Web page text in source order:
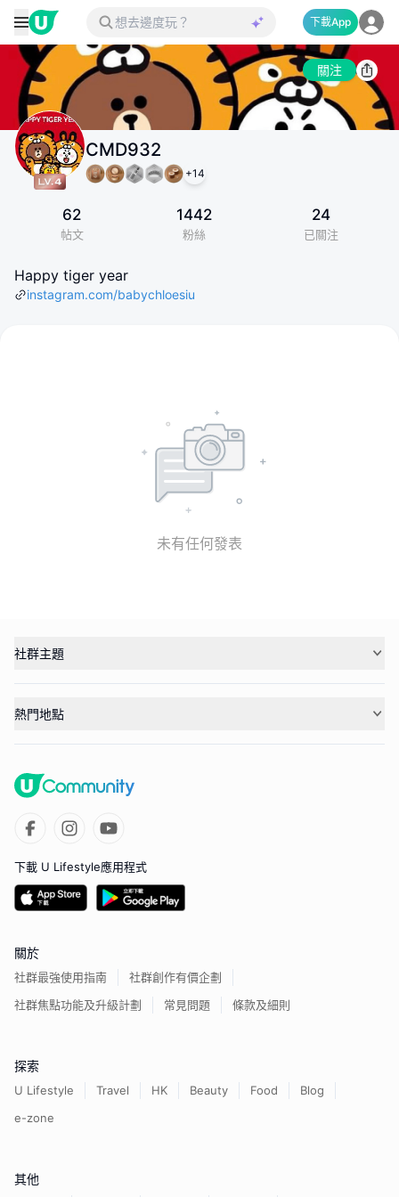
下載App
關注
CMD932
+14
62
帖文
1442
粉絲
24
已關注
Happy tiger year
instagram.com/babychloesiu
未有任何發表
社群主題
熱門地點
下載 U Lifestyle應用程式
關於
社群最強使用指南
社群創作有價企劃
社群焦點功能及升級計劃
常見問題 條款及細則
探索
U Lifestyle Travel HK Beauty Food
Blog
e-zone
其他